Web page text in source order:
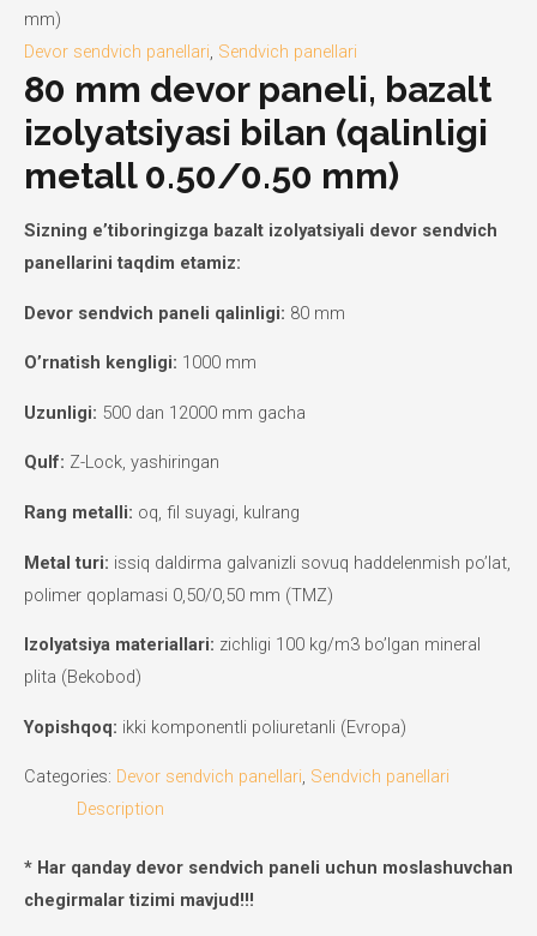
mm)
Devor sendvich panellari Sendvich panellari
80 mm devor paneli, bazalt
izolyatsiyasi bilan (qalinligi
metall 0.50/0.50 mm)
Sizning e’tiboringizga bazalt izolyatsiyali devor sendvich
panellarini taqdim etamiz:
Devor sendvich paneli qalinligi: 80 mm
O’rnatish kengligi: 1000 mm
Uzunligi: 500 dan 12000 mm gacha
Qulf: Z-Lock, yashiringan
Rang metalli: oq, fil suyagi, kulrang
Metal turi: issiq daldirma galvanizli sovuq haddelenmish po’lat,
polimer qoplamasi 0,50/0,50 mm (TMZ)
Izolyatsiya materiallari: zichligi 100 kg/m3 bo’lgan mineral
plita (Bekobod)
Yopishqoq: ikki komponentli poliuretanli (Evropa)
Categories: Devor sendvich panellari, Sendvich panellari
Description
* Har qanday devor sendvich paneli uchun moslashuvchan
chegirmalar tizimi mavjud!!!